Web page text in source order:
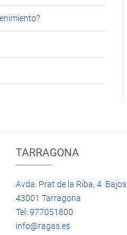
TARRAGONA
Avda. Prat de la Riba, 4 Bajos
43001 Tarragona
Tel: 977051800
info@ragas.es